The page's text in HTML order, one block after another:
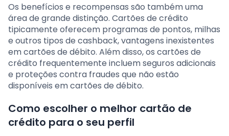
Os benefícios e recompensas são também uma
área de grande distinção. Cartões de crédito
tipicamente oferecem programas de pontos, milhas
e outros tipos de cashback, vantagens inexistentes
em cartões de débito. Além disso, os cartões de
crédito frequentemente incluem seguros adicionais
e proteções contra fraudes que não estão
disponíveis em cartões de débito.
Como escolher o melhor cartão de
crédito para o seu perfil